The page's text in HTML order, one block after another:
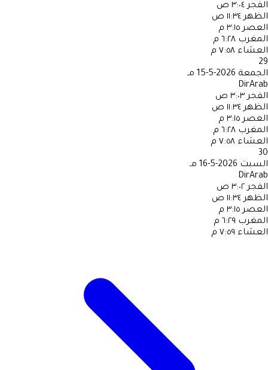
الفجر ٣:٠٤ ص
الظهر ١١:٣٤ ص
العصر ٣:١٥ م
المغرب ٦:٢٨ م
العشاء ٧:٥٨ م
29
الجمعة 2026-5-15 مـ
DirArab
الفجر ٣:٠٣ ص
الظهر ١١:٣٤ ص
العصر ٣:١٥ م
المغرب ٦:٢٨ م
العشاء ٧:٥٨ م
30
السبت 2026-5-16 مـ
DirArab
الفجر ٣:٠٢ ص
الظهر ١١:٣٤ ص
العصر ٣:١٥ م
المغرب ٦:٢٩ م
العشاء ٧:٥٩ م